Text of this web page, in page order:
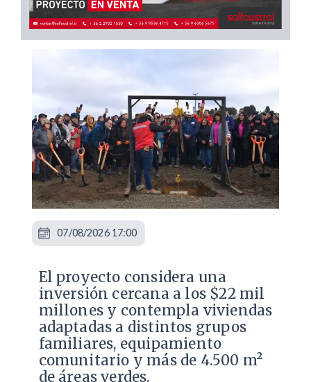
El proyecto considera una
inversión cercana a los $22 mil
millones y contempla viviendas
adaptadas a distintos grupos
familiares, equipamiento
comunitario y más de 4.500 m²
de áreas verdes.
07/08/2026 17:00